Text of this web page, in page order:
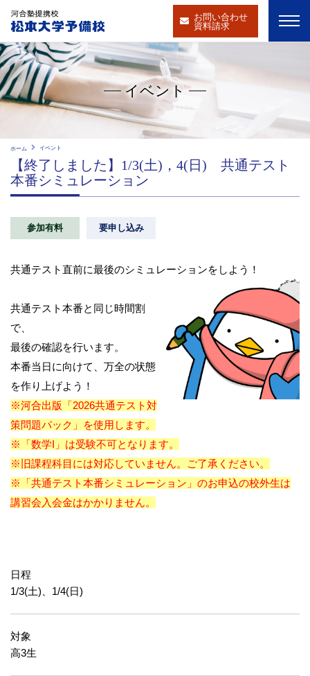
お問い合わせ
資料請求
イベント
ホーム イベント
【終了しました】1/3(土)，4(日) 共通テスト
本番シミュレーション
参加有料 要申し込み
共通テスト直前に最後のシミュレーションをしよう！
共通テスト本番と同じ時間割
で、
最後の確認を行います。
本番当日に向けて、万全の状態
を作り上げよう！
※河合出版「2026共通テスト対
策問題パック」を使用します。
※「数学I」は受験不可となります。
※旧課程科目には対応していません。ご了承ください。
※「共通テスト本番シミュレーション」のお申込の校外生は
講習会入会金はかかりません。
日程
1/3(土)、1/4(日)
対象
高3生